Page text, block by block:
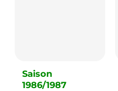
Saison
1986/1987